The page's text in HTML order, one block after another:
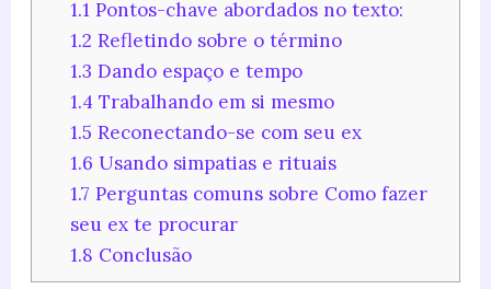
1.1 Pontos-chave abordados no texto:
1.2 Refletindo sobre o término
1.3 Dando espaço e tempo
1.4 Trabalhando em si mesmo
1.5 Reconectando-se com seu ex
1.6 Usando simpatias e rituais
1.7 Perguntas comuns sobre Como fazer
seu ex te procurar
1.8 Conclusão